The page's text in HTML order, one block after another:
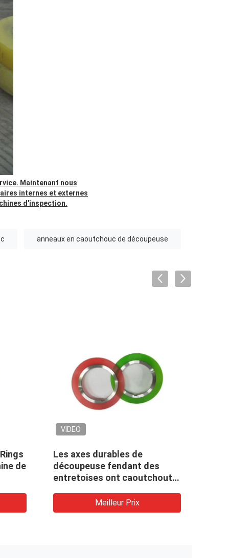
Maintenant nous
internes et externes
d'inspection.
anneaux en caoutchouc de découpeuse
fendant les
collées en
arrondissent
Entretoises collées en
caoutchouc de
anticorrosion